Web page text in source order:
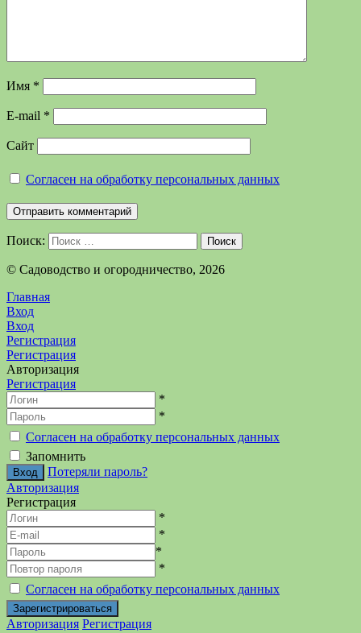
Имя *
E-mail *
Сайт
Согласен на обработку персональных данных
Поиск: Поиск
©️ Садоводство и огородничество, 2026
Главная
Вход
Вход
Регистрация
Регистрация
Авторизация
Регистрация
*
*
Согласен на обработку персональных данных
Запомнить
Потеряли пароль?
Авторизация
Регистрация
*
*
*
*
Согласен на обработку персональных данных
Авторизация Регистрация